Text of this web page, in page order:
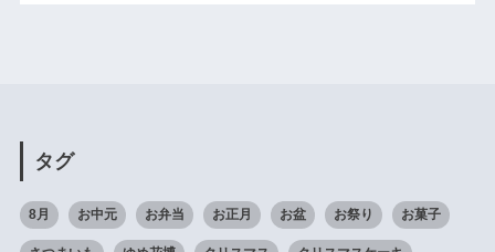
タグ
8月 お中元 お弁当 お正月 お盆 お祭り お菓子